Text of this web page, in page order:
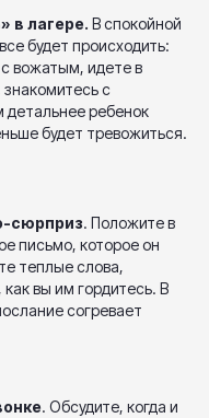
в лагере. В спокойной
будет происходить:
вожатым, идете в
с
ребенок
будет тревожиться.
сюрприз. Положите в
письмо, которое он
теплые слова,
вы им гордитесь. В
согревает
. Обсудите, когда и